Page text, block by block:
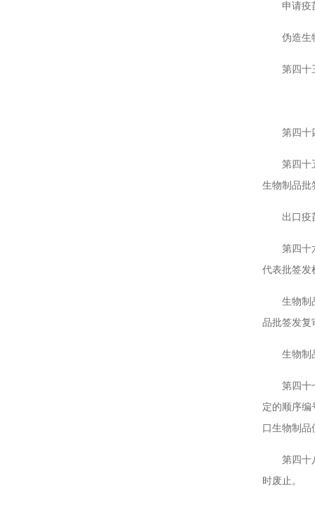
申请疫苗
伪造生物
第四十三
第四十四
第四十五
生物制品批
出口疫苗
第四十六
代表批签发
生物制品
品批签发复
生物制品
第四十七
定的顺序编
口生物制品
第四十八
时废止。